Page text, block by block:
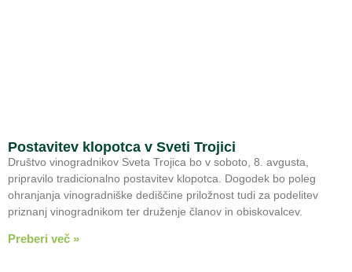
Postavitev klopotca v Sveti Trojici
Društvo vinogradnikov Sveta Trojica bo v soboto, 8. avgusta,
pripravilo tradicionalno postavitev klopotca. Dogodek bo poleg
ohranjanja vinogradniške dediščine priložnost tudi za podelitev
priznanj vinogradnikom ter druženje članov in obiskovalcev.
Preberi več »